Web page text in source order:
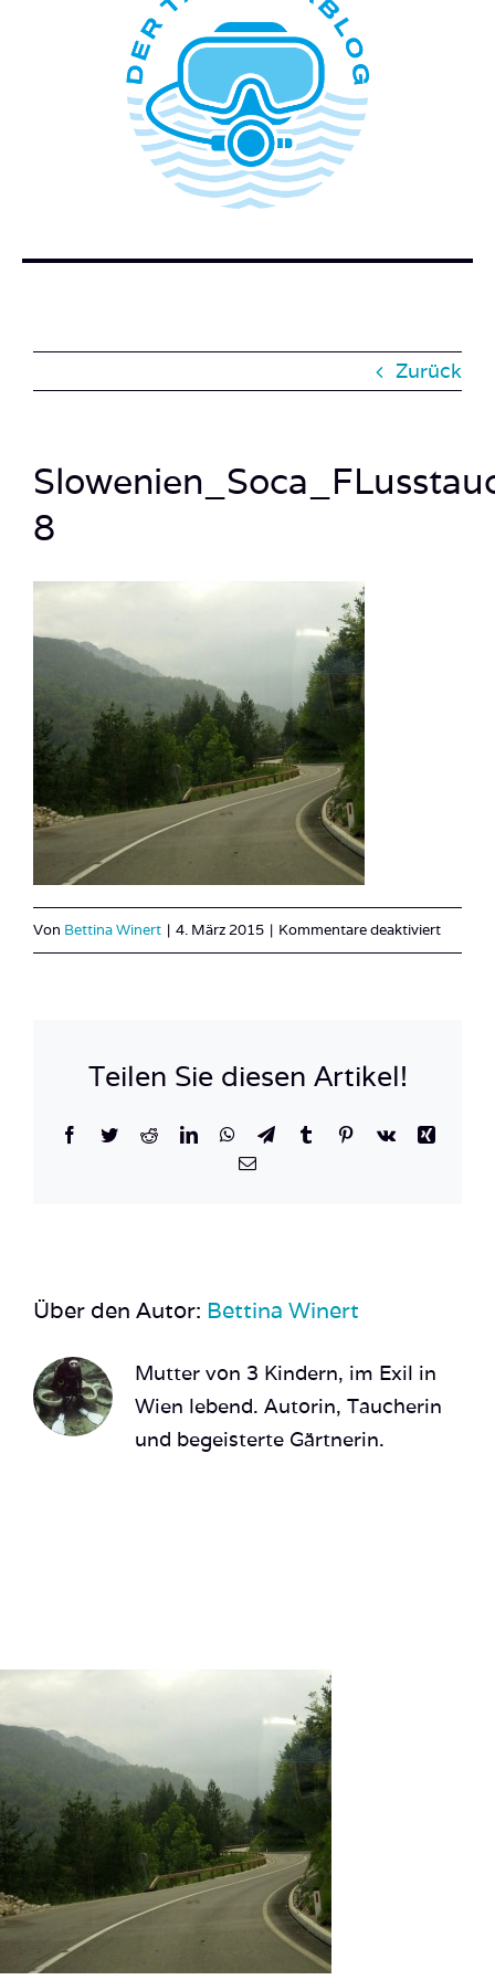
ÜBER DIESEN BLOG
WER STECKT HINTER DEM TAUCHERBLOG?
BUCH BESTELLEN
Zurück
8
Von Bettina Winert | 4. März 2015 | Kommentare deaktiviertfür
Teilen Sie diesen Artikel!
Facebook
TwitterRedditLinkedInWhatsApp
TelegramTumblrPinterest
Vk
Xing
E-
Über den Autor: Bettina Winert
Mutter von 3 Kindern, im Exil in
Wien lebend. Autorin, Taucherin
und begeisterte Gärtnerin.